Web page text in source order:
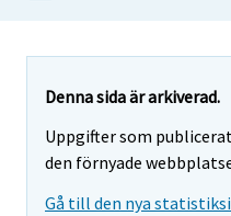
Denna sida är arkiverad.
Uppgifter som
den förnyade
Gå till den nya